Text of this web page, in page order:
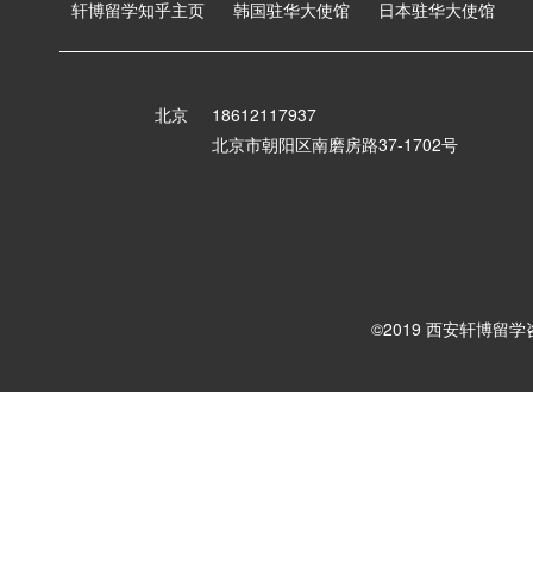
轩博留学知乎主页 韩国驻华大使馆 日本驻华大使馆
北京
18612117937
北京市朝阳区南磨房路37-1702号
©2019 西安轩博留